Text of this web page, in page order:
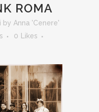
ROMA
by Anna 'Cenere'
0
Likes